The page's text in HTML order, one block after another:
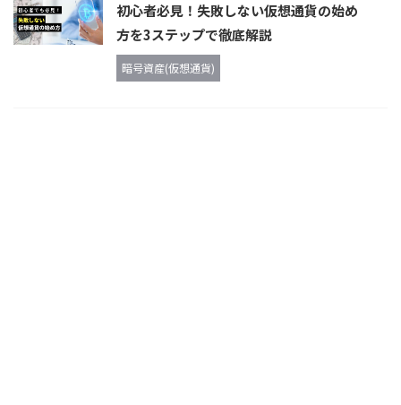
初心者必見！失敗しない仮想通貨の始め
方を3ステップで徹底解説
暗号資産(仮想通貨)